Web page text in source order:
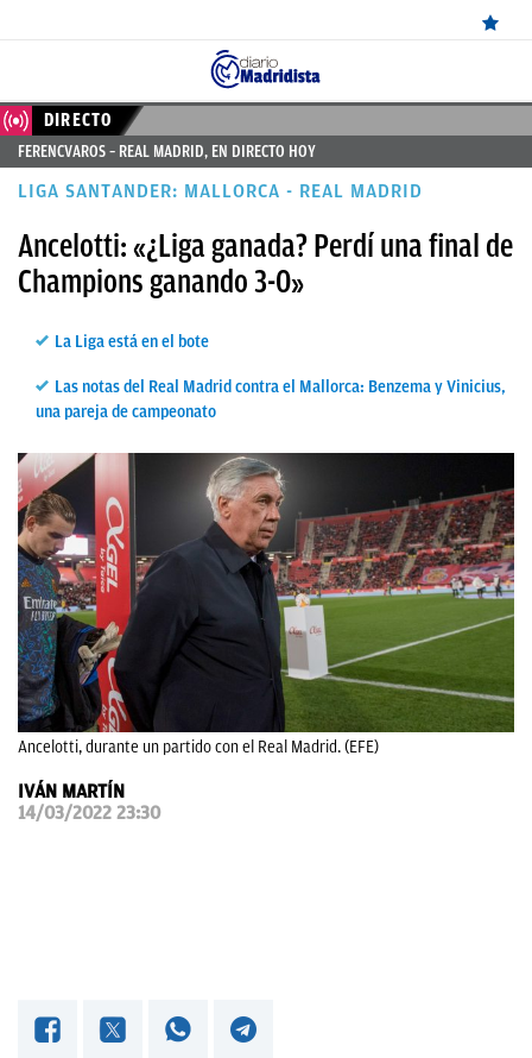
ÚLTIMAS
NOTICIAS
MADRID
BALONCESTO
CANTERA
FICHAJES
FEMENINO
PAPARAZZI
OKDIARIO
DIRECTO
FERENCVAROS – REAL MADRID, EN DIRECTO HOY
LIGA SANTANDER: MALLORCA - REAL MADRID
Ancelotti: «¿Liga ganada? Perdí una final de
Champions ganando 3-0»
La Liga está en el bote
Las notas del Real Madrid contra el Mallorca: Benzema y Vinicius,
una pareja de campeonato
Ancelotti, durante un partido con el Real Madrid. (EFE)
IVÁN MARTÍN
14/03/2022 23:30